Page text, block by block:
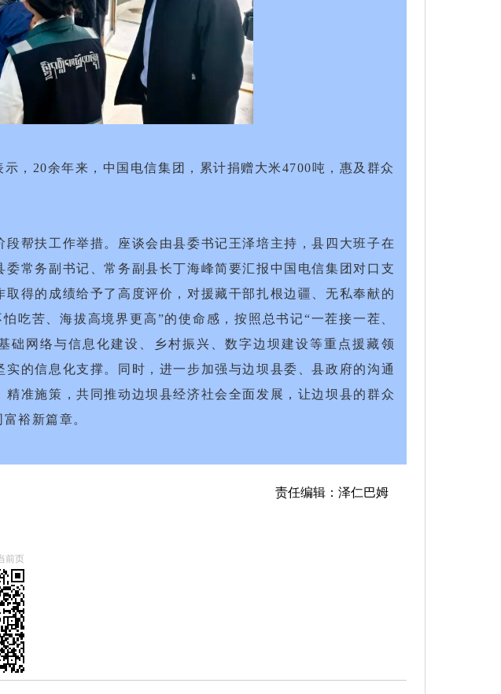
，20余年来，中国电信集团，累计捐赠大米4700吨，惠及群众
帮扶工作举措。座谈会由县委书记王泽培主持，县四大班子在
常务副书记、常务副县长丁海峰简要汇报中国电信集团对口支
得的成绩给予了高度评价，对援藏干部扎根边疆、无私奉献的
吃苦、海拔高境界更高”的使命感，按照总书记“一茬接一茬、
网络与信息化建设、乡村振兴、数字边坝建设等重点援藏领
的信息化支撑。同时，进一步加强与边坝县委、县政府的沟通
准施策，共同推动边坝县经济社会全面发展，让边坝县的群众
裕新篇章。
责任编辑：泽仁巴姆
前页